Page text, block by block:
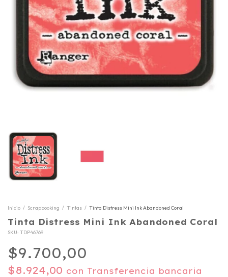
Inicio / Scrapbooking / Tintas / Tinta Distress Mini Ink Abandoned Coral
Tinta Distress Mini Ink Abandoned Coral
SKU: TDP46769
$9.700,00
$8.924,00 con Transferencia bancaria